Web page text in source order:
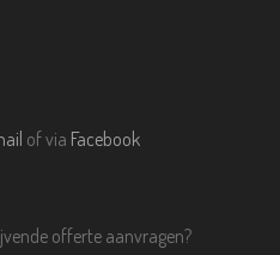
of via Facebook
offerte aanvragen?